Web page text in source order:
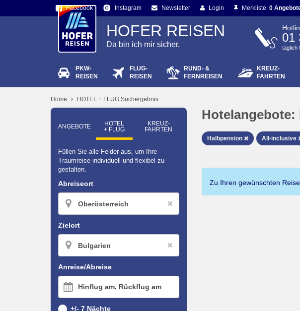
Facebook Instagram Newsletter Login
Passwort vergessen?
Merkliste: 0
HOFER REISEN
Da bin ich mir sicher.
01
täglich
PKW-
REISEN
FLUG-
REISEN
RUND- &
FERNREISEN
KREUZ-
FAHRTEN
Home HOTEL + FLUG Suchergebnis
ANGEBOTE
HOTEL
+ FLUG
KREUZ­
FAHRTEN
Füllen Sie alle Felder aus, um Ihre
Traumreise individuell und flexibel zu
gestalten.
Abreiseort
Zielort
Anreise/Abreise
Hinflug am, Rückflug am
+/- 7 Nächte
Hotelangebote:
Halbpension All-inclusive
Zu Ihren gewünschten